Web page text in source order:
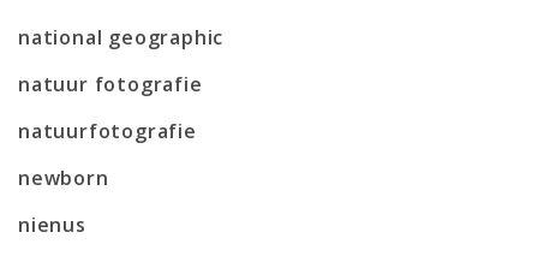
national geographic
natuur fotografie
natuurfotografie
newborn
nienus